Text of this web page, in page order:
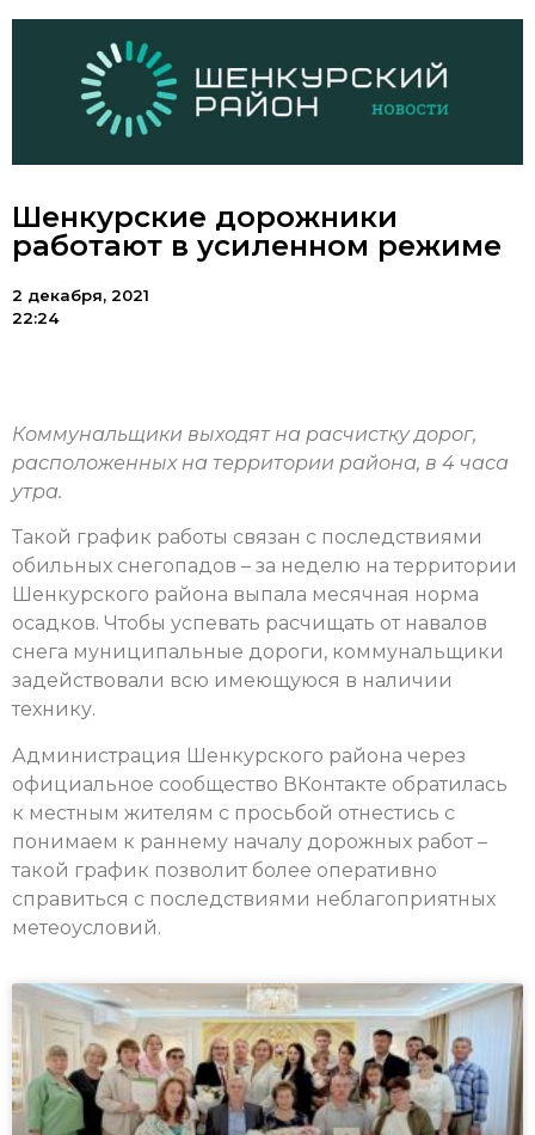
Шенкурские дорожники
работают в усиленном режиме
2 декабря, 2021
22:24
Коммунальщики выходят на расчистку дорог,
расположенных на территории района, в 4 часа
утра.
Такой график работы связан с последствиями
обильных снегопадов – за неделю на территории
Шенкурского района выпала месячная норма
осадков. Чтобы успевать расчищать от навалов
снега муниципальные дороги, коммунальщики
задействовали всю имеющуюся в наличии
технику.
Администрация Шенкурского района через
официальное сообщество ВКонтакте обратилась
к местным жителям с просьбой отнестись с
понимаем к раннему началу дорожных работ –
такой график позволит более оперативно
справиться с последствиями неблагоприятных
метеоусловий.